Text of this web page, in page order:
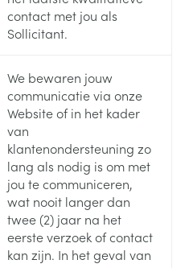
contact met jou als
Sollicitant.
We bewaren jouw
communicatie via onze
Website of in het kader
van
klantenondersteuning zo
lang als nodig is om met
jou te communiceren,
wat nooit langer dan
twee (2) jaar na het
eerste verzoek of contact
kan zijn. In het geval van